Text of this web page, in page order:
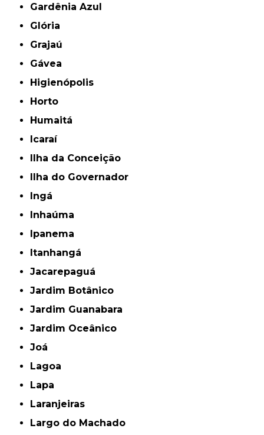
Gardênia Azul
Glória
Grajaú
Gávea
Higienópolis
Horto
Humaitá
Icaraí
Ilha da Conceição
Ilha do Governador
Ingá
Inhaúma
Ipanema
Itanhangá
Jacarepaguá
Jardim Botânico
Jardim Guanabara
Jardim Oceânico
Joá
Lagoa
Lapa
Laranjeiras
Largo do Machado